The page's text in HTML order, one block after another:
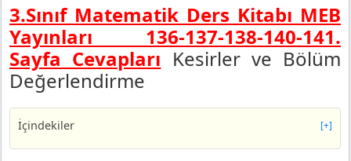
3.Sınıf Matematik Ders Kitabı MEB
Yayınları 136-137-138-140-141.
Sayfa Cevapları Kesirler ve Bölüm
Değerlendirme
İçindekiler [+]
3. Sınıf Matematik MEB Yayınları Sayfa 136 Ders Kitabı